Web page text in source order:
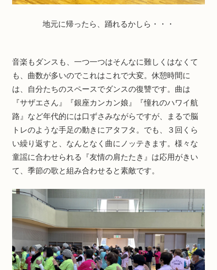
地元に帰ったら、踊れるかしら・・・
音楽もダンスも、一つ一つはそんなに難しくはなくて
も、曲数が多いのでこれはこれで大変。休憩時間に
は、自分たちのスペースでダンスの復讐です。曲は
『サザエさん』『銀座カンカン娘』『憧れのハワイ航
路』など年代的には口ずさみながらですが、まるで脳
トレのような手足の動きにアタフタ。でも、３回くら
い繰り返すと、なんとなく曲にノッテきます。様々な
童謡に合わせられる『友情の肩たたき』は応用がきい
て、季節の歌と組み合わせると素敵です。